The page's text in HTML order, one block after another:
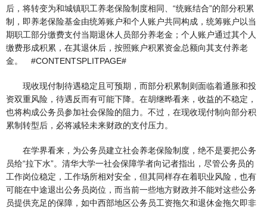
后，将转变为和城镇职工养老保险制度相同、“统账结合”的部分积累
制，即养老保险基金由统筹账户和个人账户共同构成，统筹账户以当
期职工部分缴费支付当期退休人员部分养老金；个人账户通过其个人
缴费形成积累，在其退休后，按照账户积累资金总额向其支付养老
金。 #CONTENTSPLITPAGE#
现收现付制待遇稳定且可预期，而部分积累制则面临着通胀和投
资双重风险，待遇反而有可能下降。在胡继晔看来，收益的不稳定，
也将构成公务员参加社会保险的阻力。不过，在现收现付制向部分积
累制转型后，必将减轻未来财政的支付压力。
在学界看来，为公务员建立社会养老保险制度，绝不是要把公务
员给“拉下水”。清华大学一社会保障学者向记者指出，尽管公务员的
工作岗位稳定，工作场所相对安全，但其同样存在着职业风险，也有
可能在中途退出公务员岗位，而当前一些地方财政并不能对这些公务
员提供充足的保障，如中西部地区公务员工资拖欠和退休金拖欠即非